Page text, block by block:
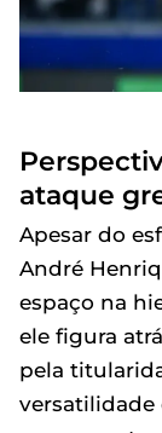
ataque
Apesar do
André
espaço na
ele figura
pela
versatilidade